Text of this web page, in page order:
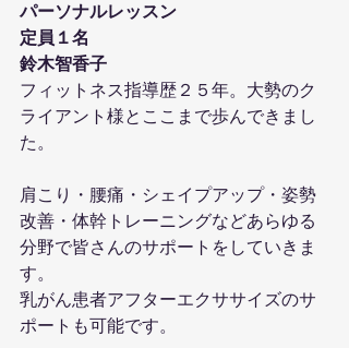
パーソナルレッスン
定員１名
鈴木智香子
フィットネス指導歴２５年。大勢のク
ライアント様とここまで歩んできまし
た。
肩こり・腰痛・シェイプアップ・姿勢
改善・体幹トレーニングなどあらゆる
分野で皆さんのサポートをしていきま
す。
乳がん患者アフターエクササイズのサ
ポートも可能です。